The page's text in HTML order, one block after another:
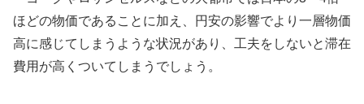
ほどの物価であることに加え、円安の影響でより一層物価
高に感じてしまうような状況があり、工夫をしないと滞在
費用が高くついてしまうでしょう。